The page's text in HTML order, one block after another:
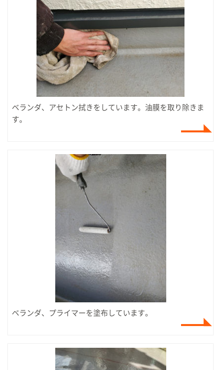
ベランダ、アセトン拭きをしています。油膜を取り除きま
す。
ベランダ、プライマーを塗布しています。